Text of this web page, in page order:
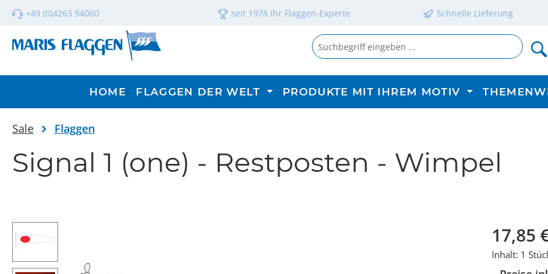
Hauptinhalt springen
Zur Suche springen
Zur Hauptnavigation springen
+49 (0)4263 94060 seit 1978 Ihr Flaggen-Experte Schnelle Lieferung
HOME FLAGGEN DER WELT PRODUKTE MIT IHREM MOTIV
Sale Flaggen
Signal 1 (one) - Restposten - Wimpel
Bildergalerie überspringen Regulärer
17,85
Inhalt: 1